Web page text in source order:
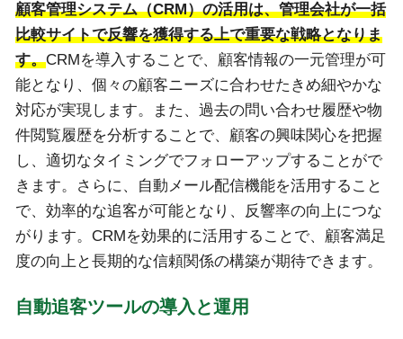
顧客管理システム（CRM）の活用は、管理会社が一括
比較サイトで反響を獲得する上で重要な戦略となりま
す。CRMを導入することで、顧客情報の一元管理が可
能となり、個々の顧客ニーズに合わせたきめ細やかな
対応が実現します。また、過去の問い合わせ履歴や物
件閲覧履歴を分析することで、顧客の興味関心を把握
し、適切なタイミングでフォローアップすることがで
きます。さらに、自動メール配信機能を活用すること
で、効率的な追客が可能となり、反響率の向上につな
がります。CRMを効果的に活用することで、顧客満足
度の向上と長期的な信頼関係の構築が期待できます。
自動追客ツールの導入と運用